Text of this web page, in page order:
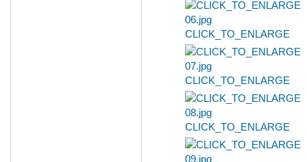
CLICK_TO_ENLARGE
CLICK_TO_ENLARGE
CLICK_TO_ENLARGE